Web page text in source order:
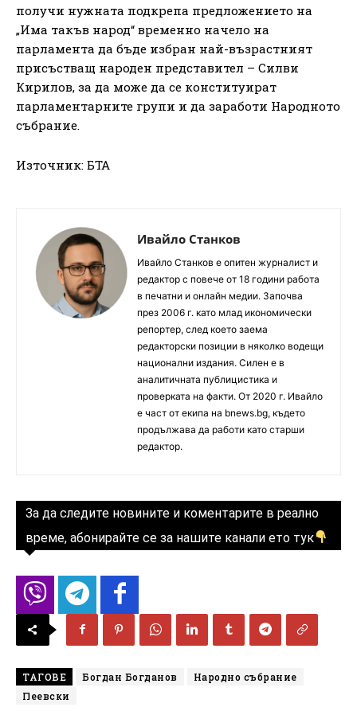
получи нужната подкрепа предложението на
„Има такъв народ“ временно начело на
парламента да бъде избран най-възрастният
присъстващ народен представител – Силви
Кирилов, за да може да се конституират
парламентарните групи и да заработи Народното
събрание.
Източник: БТА
Ивайло Станков
Ивайло Станков е опитен журналист и
редактор с повече от 18 години работа
в печатни и онлайн медии. Започва
през 2006 г. като млад икономически
репортер, след което заема
редакторски позиции в няколко водещи
национални издания. Силен е в
аналитичната публицистика и
проверката на факти. От 2020 г. Ивайло
е част от екипа на bnews.bg, където
продължава да работи като старши
редактор.
За да следите новините и коментарите в реално
време, абонирайте се за нашите канали ето тук
ТАГОВЕ Богдан Богданов
Народно събрание
Пеевски